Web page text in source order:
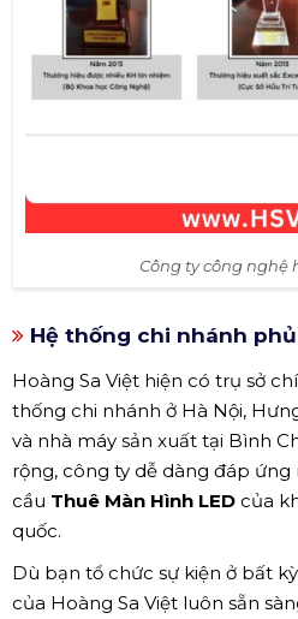
Công ty công nghệ
Hệ thống chi nhánh
Hoàng Sa Việt hiện có trụ sở
thống chi nhánh ở Hà Nội,
và nhà máy sản xuất tại Bình
rộng, công ty dễ dàng đáp
cầu Thuê Màn Hình LED của
quốc.
Dù bạn tổ chức sự kiện ở bất
của Hoàng Sa Việt luôn sẵn